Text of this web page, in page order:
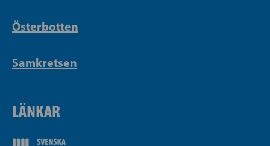
Österbotten
Samkretsen
LÄNKAR